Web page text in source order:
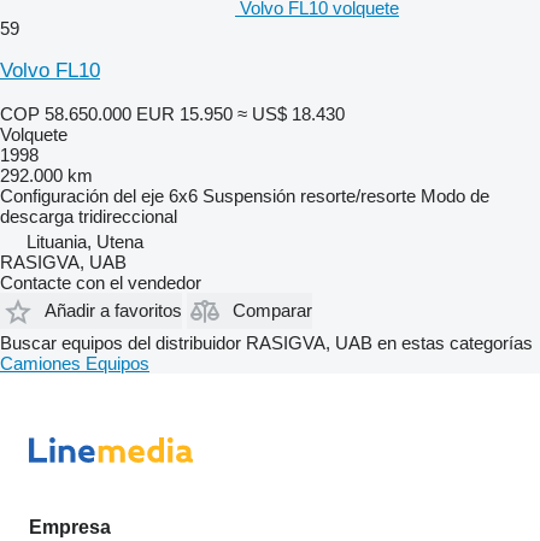
Volvo FL10 volquete
59
Volvo FL10
COP 58.650.000 EUR 15.950 ≈ US$ 18.430
Volquete
1998
292.000 km
Configuración del eje 6x6 Suspensión resorte/resorte Modo de
descarga tridireccional
Lituania, Utena
RASIGVA, UAB
Contacte con el vendedor
Añadir a favoritos
Comparar
Buscar equipos del distribuidor RASIGVA, UAB en estas categorías
Camiones Equipos
Empresa